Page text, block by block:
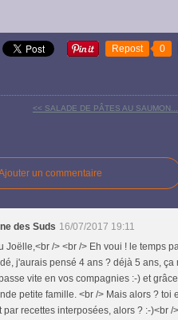
Repost 0
<< SALADE DE PÂTES AU SAUMON...
un commentaire
des Suds 16/07/2017 19:11
Joëlle,<br /> <br /> Eh voui ! le temps
j'aurais pensé 4 ans ? déjà 5 ans,
vite en vos compagnies :-) et
petite famille. <br /> Mais alors ? toi
par recettes interposées, alors ? :-)<br